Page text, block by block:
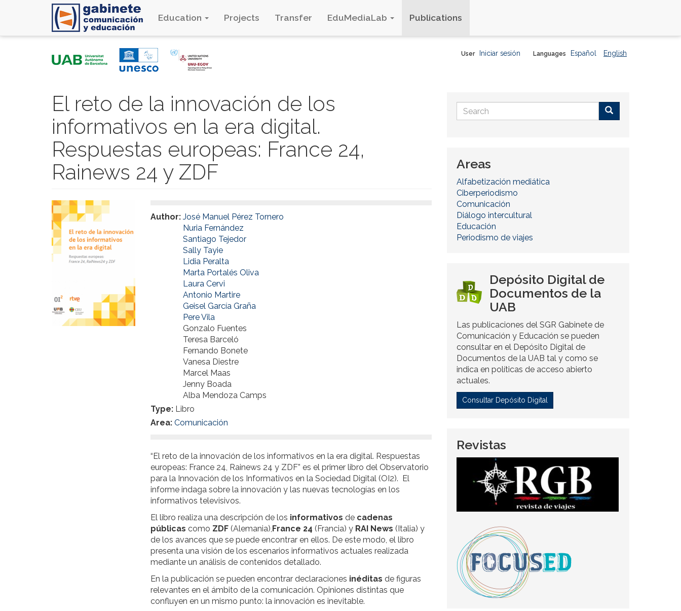
Education Projects Transfer EduMediaLab Publications
Languages Español English
User Iniciar sesión
El reto de la innovación de los
informativos en la era digital.
Respuestas europeas: France 24,
Rainews 24 y ZDF
Author: José Manuel Pérez Tornero
Nuria Fernández
Santiago Tejedor
Sally Tayie
Lidia Peralta
Marta Portalés Oliva
Laura Cervi
Antonio Martire
Geisel García Graña
Pere Vila
Gonzalo Fuentes
Teresa Barceló
Fernando Bonete
Vanesa Diestre
Marcel Maas
Jenny Boada
Alba Mendoza Camps
Type: Libro
Area: Comunicación
“El reto de la innovación de los informativos en la era digital. Respuestas
europeas: France 24, Rainews 24 y ZDF” es el primer libro del Observatorio
para la Innovación de los Informativos en la Sociedad Digital (OI2). El
informe indaga sobre la innovación y las nuevas tecnologías en los
informativos televisivos.
El libro realiza una descripción de los informativos de cadenas
públicas como ZDF (Alemania),France 24 (Francia) y RAI News (Italia) y
de los avances que se puede encontrar en ellos. De este modo, el libro
presenta una visión de los escenarios informativos actuales realizada
mediante un análisis de contenidos detallado.
En la publicación se pueden encontrar declaraciones inéditas de figuras
relevantes en el ámbito de la comunicación. Opiniones distintas que
confluyen en un mismo punto: la innovación es inevitable.
Search
form
Areas
Alfabetización mediática
Ciberperiodismo
Comunicación
Diálogo intercultural
Educación
Periodismo de viajes
Depósito Digital de
Documentos de la
UAB
Las publicaciones del SGR Gabinete de
Comunicación y Educación se pueden
consultar en el Depósito Digital de
Documentos de la UAB tal y como se
indica en políticas de acceso abierto
actuales.
Consultar Depósito Digital
Revistas